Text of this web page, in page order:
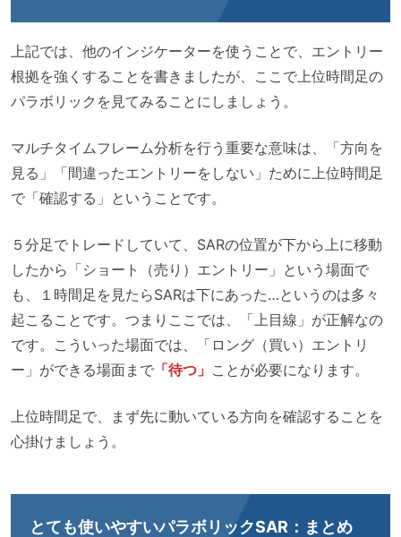
上記では、他のインジケーターを使うことで、エントリー
根拠を強くすることを書きましたが、ここで上位時間足の
パラボリックを見てみることにしましょう。
マルチタイムフレーム分析を行う重要な意味は、「方向を
見る」「間違ったエントリーをしない」ために上位時間足
で「確認する」ということです。
５分足でトレードしていて、SARの位置が下から上に移動
したから「ショート（売り）エントリー」という場面で
も、１時間足を見たらSARは下にあった…というのは多々
起こることです。つまりここでは、「上目線」が正解なの
です。こういった場面では、「ロング（買い）エントリ
ー」ができる場面まで「待つ」 ことが必要になります。
上位時間足で、まず先に動いている方向を確認することを
心掛けましょう。
とても使いやすいパラボリックSAR：まとめ